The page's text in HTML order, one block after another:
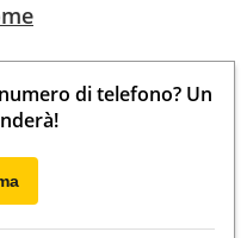
di telefono? Un